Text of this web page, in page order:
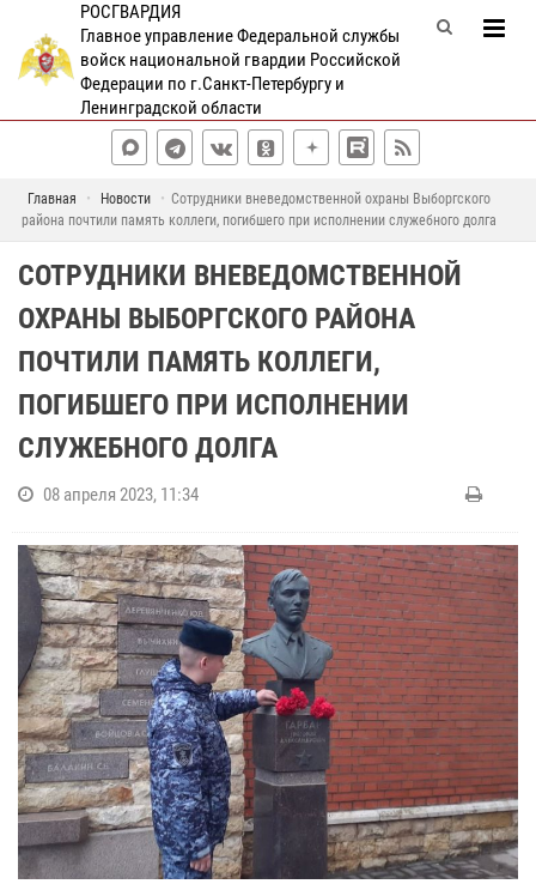
РОСГВАРДИЯ
Главное управление Федеральной службы
войск национальной гвардии Российской
Федерации по г.Санкт-Петербургу и
Ленинградской области
Главная Новости
Сотрудники вневедомственной охраны Выборгского
района почтили память коллеги, погибшего при исполнении служебного долга
СОТРУДНИКИ ВНЕВЕДОМСТВЕННОЙ
ОХРАНЫ ВЫБОРГСКОГО РАЙОНА
ПОЧТИЛИ ПАМЯТЬ КОЛЛЕГИ,
ПОГИБШЕГО ПРИ ИСПОЛНЕНИИ
СЛУЖЕБНОГО ДОЛГА
08 апреля 2023, 11:34